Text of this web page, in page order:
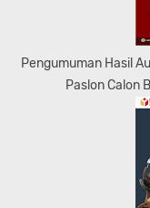
Pengumuman Hasil
Paslon Calon